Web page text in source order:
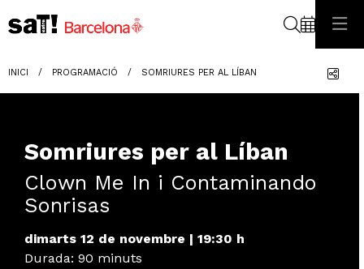
INICI PROGRAMACIÓ SOMRIURES PER AL LÍBAN
Somriures per al Líban
Clown Me In i Contaminando
Sonrisas
dimarts 12 de novembre | 19:30 h
Durada: 90 minuts